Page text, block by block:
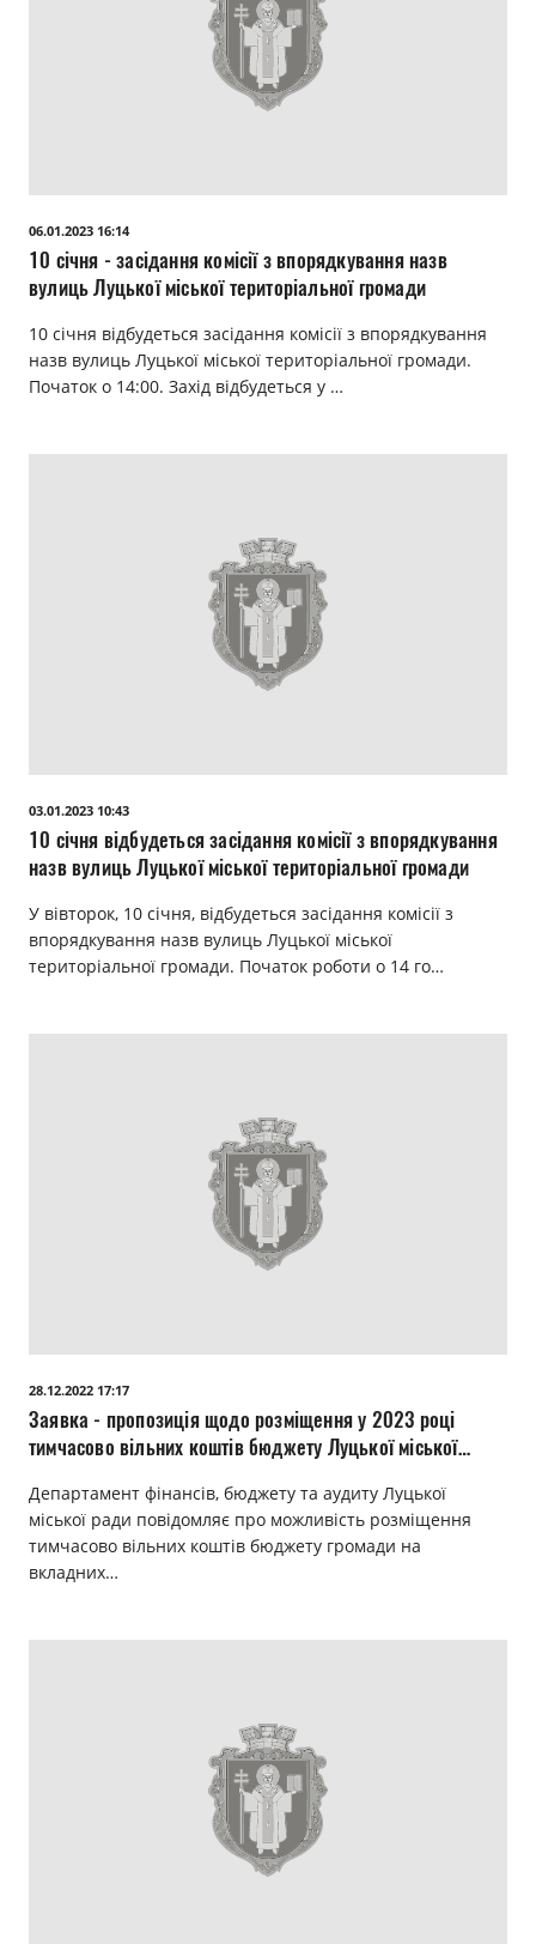
06.01.2023 16:14
10 січня - засідання комісії з впорядкування назв
вулиць Луцької міської територіальної громади
10 січня відбудеться засідання комісії з впорядкування
назв вулиць Луцької міської територіальної громади.
Початок о 14:00. Захід відбудеться у …
03.01.2023 10:43
10 січня відбудеться засідання комісії з впорядкування
назв вулиць Луцької міської територіальної громади
У вівторок, 10 січня, відбудеться засідання комісії з
впорядкування назв вулиць Луцької міської
територіальної громади. Початок роботи о 14 го…
28.12.2022 17:17
Заявка - пропозиція щодо розміщення у 2023 році
тимчасово вільних коштів бюджету Луцької міської
Департамент фінансів, бюджету та аудиту Луцької
міської ради повідомляє про можливість розміщення
тимчасово вільних коштів бюджету громади на
вкладних…